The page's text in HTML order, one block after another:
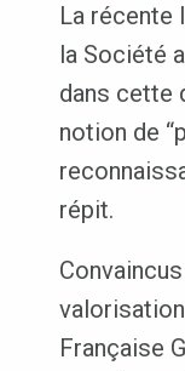
La récente
la Société
dans cette
notion de
répit.
Française